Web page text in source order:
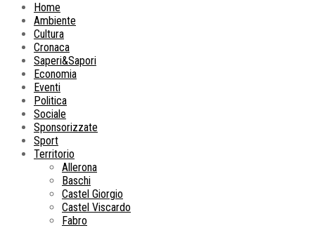
Home
Ambiente
Cultura
Cronaca
Saperi&Sapori
Economia
Eventi
Politica
Sociale
Sponsorizzate
Sport
Territorio
Allerona
Baschi
Castel Giorgio
Castel Viscardo
Fabro